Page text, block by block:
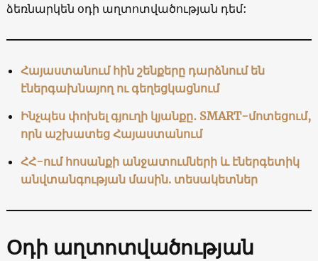
ձեռնարկեն օդի աղտոտվածության դեմ:
Հայաստանում հին շենքերը դարձնում են
էներգախնայող ու գեղեցկացնում
Ինչպես փոխել գյուղի կյանքը․ SMART-մոտեցում,
որն աշխատեց Հայաստանում
ՀՀ-ում հոսանքի անջատումների և էներգետիկ
անվտանգության մասին. տեսակետներ
Օդի աղտոտվածության